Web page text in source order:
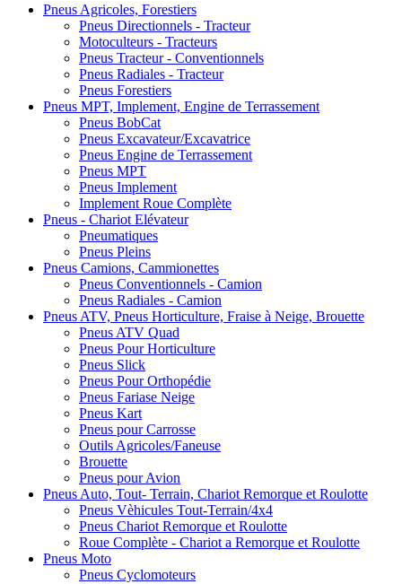
Pneus Agricoles, Forestiers
Pneus Directionnels - Tracteur
Motoculteurs - Tracteurs
Pneus Tracteur - Conventionnels
Pneus Radiales - Tracteur
Pneus Forestiers
Pneus MPT, Implement, Engine de Terrassement
Pneus BobCat
Pneus Excavateur/Excavatrice
Pneus Engine de Terrassement
Pneus MPT
Pneus Implement
Implement Roue Complète
Pneus - Chariot Elévateur
Pneumatiques
Pneus Pleins
Pneus Camions, Cammionettes
Pneus Conventionnels - Camion
Pneus Radiales - Camion
Pneus ATV, Pneus Horticulture, Fraise à Neige, Brouette
Pneus ATV Quad
Pneus Pour Horticulture
Pneus Slick
Pneus Pour Orthopédie
Pneus Fariase Neige
Pneus Kart
Pneus pour Carrosse
Outils Agricoles/Faneuse
Brouette
Pneus pour Avion
Pneus Auto, Tout- Terrain, Chariot Remorque et Roulotte
Pneus Vèhicules Tout-Terrain/4x4
Pneus Chariot Remorque et Roulotte
Roue Complète - Chariot a Remorque et Roulotte
Pneus Moto
Pneus Cyclomoteurs